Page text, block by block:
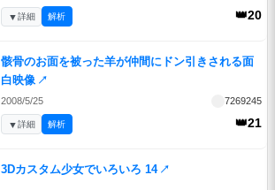
👑20
▼詳細 解析
骸骨のお面を被った羊が仲間にドン引きされる面
白映像 ↗
2008/5/25 7269245
👑21
▼詳細 解析
3Dカスタム少女でいろいろ 14 ↗